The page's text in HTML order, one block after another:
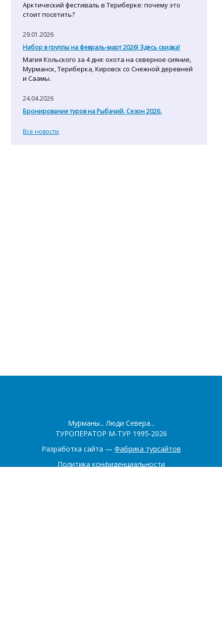
Арктический фестиваль в Териберке: почему это
стоит посетить?
29.01.2026
Набор в группы на февраль-март 2026! Здесь скидка!
Магия Кольского за 4 дня: охота на северное сияние,
Мурманск, Териберка, Кировск со Снежной деревней
и Саамы.
24.04.2026
Бронирование туров на Рыбачий. Сезон 2026.
Все новости
Мурманы... Люди Севера...
ТУРОПЕРАТОР М-ТУР 1995-2026
Разработка сайта — Фабрика турсайтов
Политика конфиденциальности